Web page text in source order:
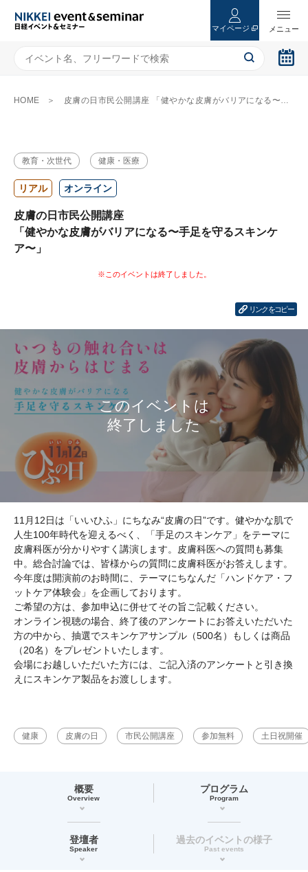
マイページ
HOME 皮膚の日市民公開講座 「健やかな皮膚がバリアになる〜手足を守るスキンケア〜」
教育・次世代 健康・医療
リアル オンライン
皮膚の日市民公開講座
「健やかな皮膚がバリアになる〜手足を守るスキンケ
ア〜」
リンクをコピー
11月12日は「いいひふ」にちなみ“皮膚の日”です。健やかな肌で
人生100年時代を迎えるべく、「手足のスキンケア」をテーマに
皮膚科医が分かりやすく講演します。皮膚科医への質問も募集
中。総合討論では、皆様からの質問に皮膚科医がお答えします。
今年度は開演前のお時間に、テーマにちなんだ「ハンドケア・フ
ットケア体験会」を企画しております。
ご希望の方は、参加申込に併せてその旨ご記載ください。
オンライン視聴の場合、終了後のアンケートにお答えいただいた
方の中から、抽選でスキンケアサンプル（500名）もしくは商品
（20名）をプレゼントいたします。
会場にお越しいただいた方には、ご記入済のアンケートと引き換
えにスキンケア製品をお渡しします。
健康 皮膚の日 市民公開講座 参加無料 土日祝開催
概要
Overview
プログラム
Program
登壇者
Speaker
過去のイベントの様子
Past events